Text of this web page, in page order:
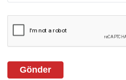
Gönder